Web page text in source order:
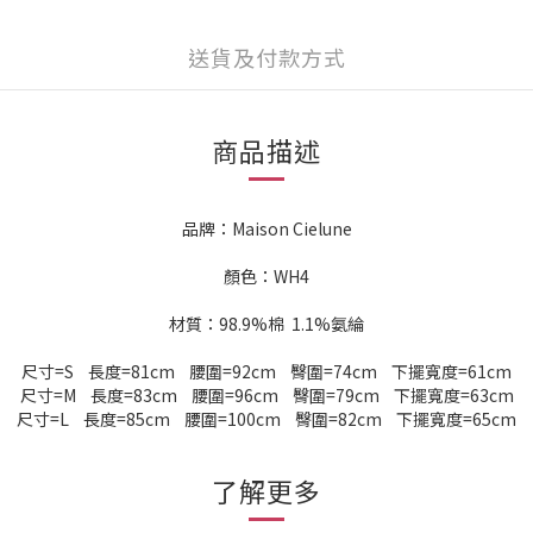
送貨及付款方式
商品描述
品牌：Maison Cielune
顏色：WH4
材質：98.9%棉 1.1%氨綸
尺寸=S 長度=81cm 腰圍=92cm 臀圍=74cm 下擺寬度=61cm
尺寸=M 長度=83cm 腰圍=96cm 臀圍=79cm 下擺寬度=63cm
尺寸=L 長度=85cm 腰圍=100cm 臀圍=82cm 下擺寬度=65cm
了解更多